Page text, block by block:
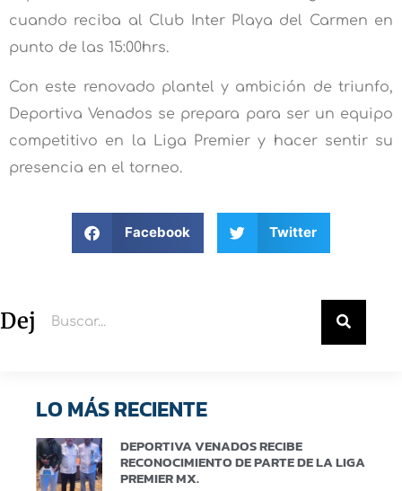
cuando reciba al Club Inter Playa del Carmen en
punto de las 15:00hrs.
Con este renovado plantel y ambición de triunfo,
Deportiva Venados se prepara para ser un equipo
competitivo en la Liga Premier y hacer sentir su
presencia en el torneo.
Facebook Twitter
Deja un comentario
LO MÁS RECIENTE
DEPORTIVA VENADOS RECIBE
RECONOCIMIENTO DE PARTE DE LA LIGA
PREMIER MX.